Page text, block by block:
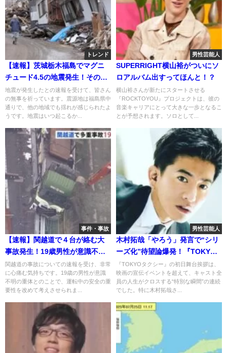
トレンド
【速報】茨城栃木福島でマグニ
チュード4.5の地震発生！その詳
細と影響・・・
地震が発生したとの速報を受けて、皆さん
の無事を祈っています。震源地は福島県中
通りで、他の地域でも揺れが感じられたよ
うです。地震はいつ起こるか...
男性芸能人
SUPERRIGHT横山裕がついにソ
ロアルバム出すってほんと！？
横山裕さんが新たにスタートさせる
『ROCKTOYOU』プロジェクトは、彼の
音楽キャリアにとって大きな一歩となるこ
とが予想されます。ソロとして...
事件・事故
【速報】関越道で４台が絡む大
事故発生！19歳男性が意識不明
に・・・
関越道の事故についての速報を受け、非常
に心痛む気持ちです。19歳の男性が意識
不明の重体とのことで、運転中の安全の重
要性を改めて考えさせられま...
男性芸能人
木村拓哉「やろう」発言で“シリ
ーズ化”待望論爆発！『TOKYO
タクシー』初日舞台挨拶が感動
の渦に
『TOKYOタクシー』の初日舞台挨拶は、
映画の宣伝イベントを超えて、キャスト全
員の人生がクロスする“特別な瞬間”の連続
でした。特に木村拓哉さ...